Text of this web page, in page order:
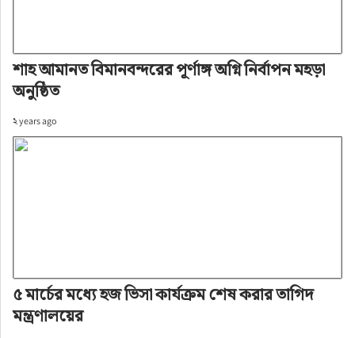
শাহ আমানত বিমানবন্দরের পূর্ণাঙ্গ অগ্নি নির্বাপন মহড়া
অনুষ্ঠিত
২ years ago
৫ মার্চের মধ্যে হজ ভিসা কার্যক্রম শেষ করার তাগিদ
মন্ত্রণালয়ের